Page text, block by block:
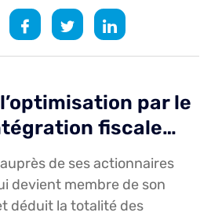
par le
fiscale…
de ses actionnaires
devient membre de son
déduit la totalité des